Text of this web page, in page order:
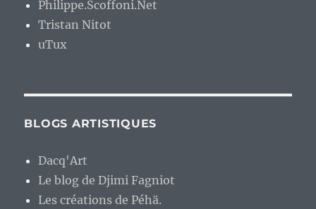
Philippe.Scoffoni.Net
Tristan Nitot
uTux
BLOGS ARTISTIQUES
Dacq'Art
Le blog de Djimi Fagniot
Les créations de Péhä.